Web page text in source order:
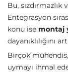
Bu,
Entegrasyon
konu ise montaj
dayanıklılığını
Birçok
uymayı ihmal